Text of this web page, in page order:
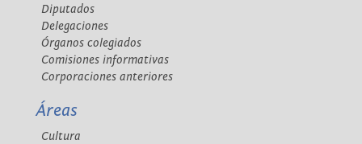
Diputados
Delegaciones
Órganos colegiados
Comisiones informativas
Corporaciones anteriores
Áreas
Cultura